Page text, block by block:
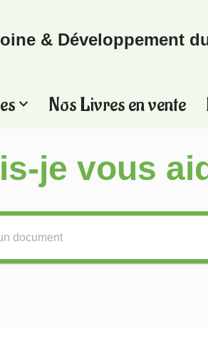
& Développement
Nos Livres en vente
je vous